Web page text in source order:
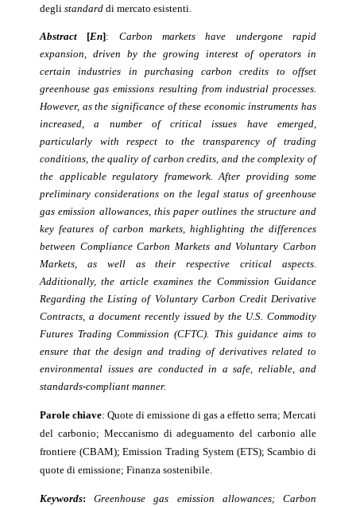
degli standard di mercato esistenti.
Abstract [En]:
Carbon markets have undergone rapid
expansion, driven by the growing interest of operators in
certain industries in purchasing carbon credits to offset
greenhouse gas emissions resulting from industrial processes.
However, as the significance of these economic instruments has
increased, a number of critical issues have emerged,
particularly with respect to the transparency of trading
conditions, the quality of carbon credits, and the complexity of
the applicable regulatory framework. After providing some
preliminary considerations on the legal status of greenhouse
gas emission allowances, this paper outlines the structure and
key features of carbon markets, highlighting the differences
between Compliance Carbon Markets and Voluntary Carbon
Markets, as well as their respective critical aspects.
Additionally, the article examines the Commission Guidance
Regarding the Listing of Voluntary Carbon Credit Derivative
Contracts, a document recently issued by the U.S. Commodity
Futures Trading Commission (CFTC). This guidance aims to
ensure that the design and trading of derivatives related to
environmental issues are conducted in a safe, reliable, and
standards-compliant manner.
Parole chiave: Quote di emissione di gas a effetto serra; Mercati
del carbonio; Meccanismo di adeguamento del carbonio alle
frontiere (CBAM);Emission Trading System (ETS); Scambio di
quote di emissione; Finanza sostenibile.
Keywords:Greenhouse gas emission allowances; Carbon